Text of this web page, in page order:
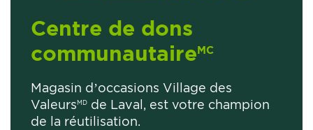
Centre de dons
communautaireMC
Magasin d’occasions Village des
ValeursMD de Laval, est votre champion
de la réutilisation.